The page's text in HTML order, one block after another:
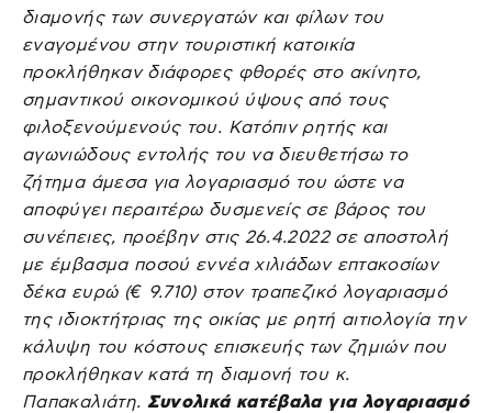
διαμονής των συνεργατών και φίλων του
εναγομένου στην τουριστική κατοικία
προκλήθηκαν διάφορες φθορές στο ακίνητο,
σημαντικού οικονομικού ύψους από τους
φιλοξενούμενούς του. Κατόπιν ρητής και
αγωνιώδους εντολής του να διευθετήσω το
ζήτημα άμεσα για λογαριασμό του ώστε να
αποφύγει περαιτέρω δυσμενείς σε βάρος του
συνέπειες, προέβην στις 26.4.2022 σε αποστολή
με έμβασμα ποσού εννέα χιλιάδων επτακοσίων
δέκα ευρώ (€ 9.710) στον τραπεζικό λογαριασμό
της ιδιοκτήτριας της οικίας με ρητή αιτιολογία την
κάλυψη του κόστους επισκευής των ζημιών που
προκλήθηκαν κατά τη διαμονή του κ.
Παπακαλιάτη. Συνολικά κατέβαλα για λογαριασμό